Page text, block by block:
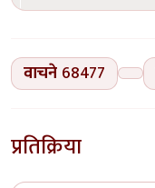
वाचने 68477
प्रतिक्रिया